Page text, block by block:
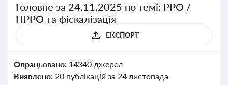
Головне за 24.11.2025 по темі: РРО /
ПРРО та фіскалізація
ЕКСПОРТ
Опрацьовано: 14340 джерел
Виявлено: 20 публікацій за 24 листопада